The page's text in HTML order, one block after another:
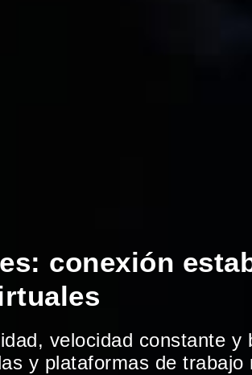
conexión
velocidad constante y
y plataformas de trabajo